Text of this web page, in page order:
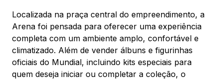
Comodidades Eventos Cinema
Localizada na praça central do empreendimento, a
Arena foi pensada para oferecer uma experiência
completa com um ambiente amplo, confortável e
climatizado. Além de vender álbuns e figurinhas
oficiais do Mundial, incluindo kits especiais para
quem deseja iniciar ou completar a coleção, o